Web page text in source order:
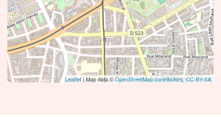
Leaflet| Map data ©OpenStreetMap contributors,CC-BY-SA